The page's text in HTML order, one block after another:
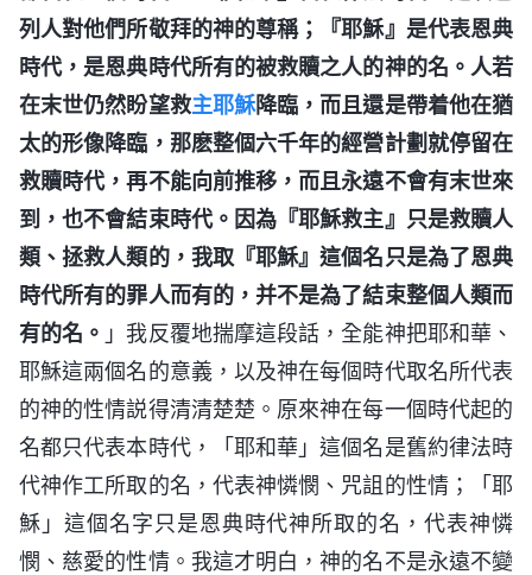
列人對他們所敬拜的神的尊稱；『耶穌』是代表恩典
時代，是恩典時代所有的被救贖之人的神的名。人若
在末世仍然盼望救主耶穌降臨，而且還是帶着他在猶
太的形像降臨，那麽整個六千年的經營計劃就停留在
救贖時代，再不能向前推移，而且永遠不會有末世來
到，也不會結束時代。因為『耶穌救主』只是救贖人
類、拯救人類的，我取『耶穌』這個名只是為了恩典
時代所有的罪人而有的，并不是為了結束整個人類而
有的名。 」我反覆地揣摩這段話，全能神把耶和華、
耶穌這兩個名的意義，以及神在每個時代取名所代表
的神的性情説得清清楚楚。原來神在每一個時代起的
名都只代表本時代，「耶和華」這個名是舊約律法時
代神作工所取的名，代表神憐憫、咒詛的性情；「耶
穌」這個名字只是恩典時代神所取的名，代表神憐
憫、慈愛的性情。我這才明白，神的名不是永遠不變